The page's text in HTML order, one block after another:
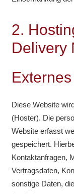
2.
Delivery
Diese Website
(Hoster). Die
Website erfasst
gespeichert.
Kontaktanfragen,
Vertragsdaten,
sonstige Daten,